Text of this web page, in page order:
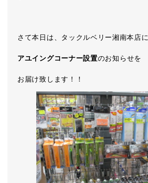
さて本日は、タックルベリー湘南本店に
アユイングコーナー設置のお知らせを
お届け致します！！